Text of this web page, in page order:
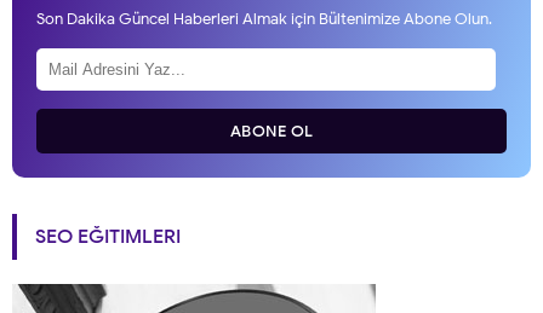
Son Dakika Güncel Haberleri Almak için Bültenimize Abone Olun.
ABONE OL
SEO EĞITIMLERI